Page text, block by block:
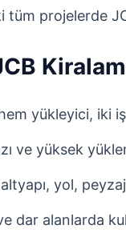
tüm projelerde
hem yükleyici, iki
ve yüksek
yol,
dar alanlarda